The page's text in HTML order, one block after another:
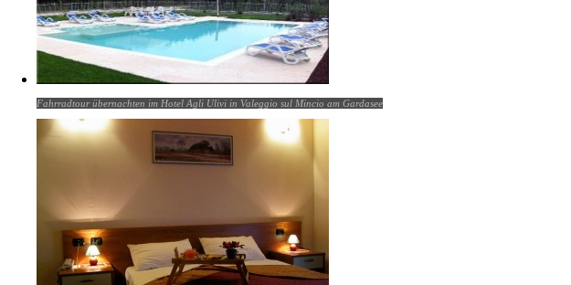
Fahrradtour übernachten im Hotel Agli Ulivi in Valeggio sul Mincio am Gardasee